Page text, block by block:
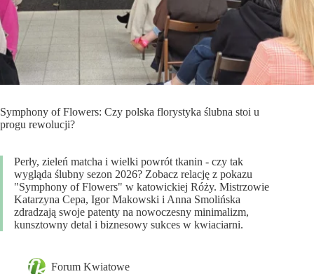
Symphony of Flowers: Czy polska florystyka ślubna stoi u
progu rewolucji?
Perły, zieleń matcha i wielki powrót tkanin - czy tak
wygląda ślubny sezon 2026? Zobacz relację z pokazu
"Symphony of Flowers" w katowickiej Róży. Mistrzowie
Katarzyna Cepa, Igor Makowski i Anna Smolińska
zdradzają swoje patenty na nowoczesny minimalizm,
kunsztowny detal i biznesowy sukces w kwiaciarni.
Forum Kwiatowe